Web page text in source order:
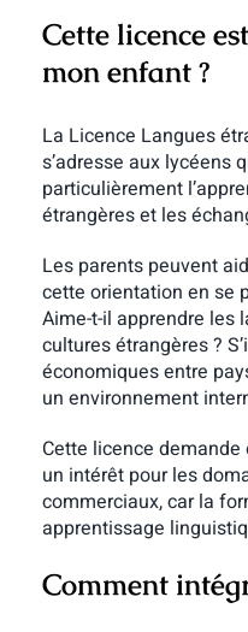
Cette licence
mon enfant ?
La Licence Langues
s’adresse aux lycéens
particulièrement
étrangères et les
Les parents peuvent
cette orientation en se
Aime-t-il apprendre les
cultures étrangères ?
économiques entre
un environnement
Cette licence
un intérêt pour les
commerciaux, car la
apprentissage
Comment